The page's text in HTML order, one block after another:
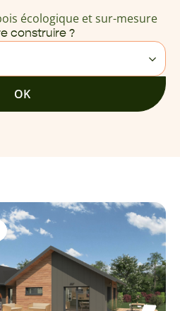
RDV
écologique et sur-mesure
construire ?
OK